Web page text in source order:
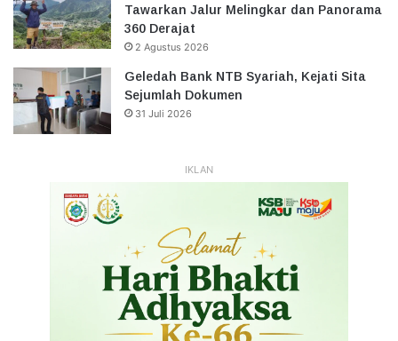
Tawarkan Jalur Melingkar dan Panorama
360 Derajat
2 Agustus 2026
Geledah Bank NTB Syariah, Kejati Sita
Sejumlah Dokumen
31 Juli 2026
IKLAN